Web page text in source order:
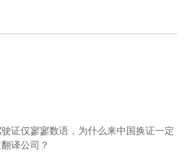
证仅寥寥数语，为什么来中国换证一定
译公司？